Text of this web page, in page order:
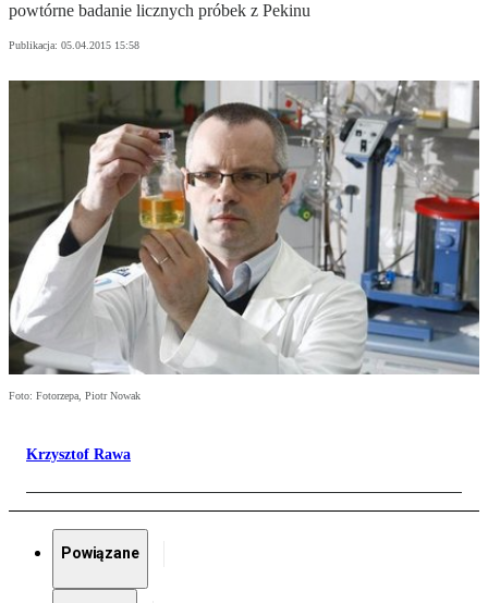
powtórne badanie licznych próbek z Pekinu
Publikacja: 05.04.2015 15:58
Foto: Fotorzepa, Piotr Nowak
Krzysztof Rawa
Powiązane